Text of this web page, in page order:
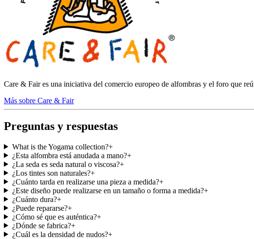
Care & Fair es una iniciativa del comercio europeo de alfombras y el foro que
Más sobre Care & Fair
Preguntas y respuestas
What is the Yogama collection?+
¿Esta alfombra está anudada a mano?+
¿La seda es seda natural o viscosa?+
¿Los tintes son naturales?+
¿Cuánto tarda en realizarse una pieza a medida?+
¿Este diseño puede realizarse en un tamaño o forma a medida?+
¿Cuánto dura?+
¿Puede repararse?+
¿Cómo sé que es auténtica?+
¿Dónde se fabrica?+
¿Cuál es la densidad de nudos?+